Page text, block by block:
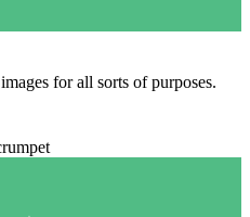
for all sorts of purposes.